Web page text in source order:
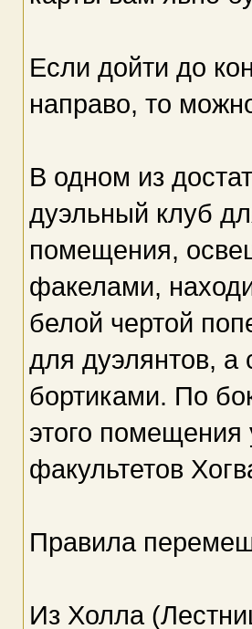
Если дойти до
направо, то
В одном из
дуэльный клуб
помещения,
факелами,
белой чертой
для дуэлянтов,
бортиками. По
этого
факультетов
Правила
Из Холла